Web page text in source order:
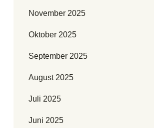
November 2025
Oktober 2025
September 2025
August 2025
Juli 2025
Juni 2025